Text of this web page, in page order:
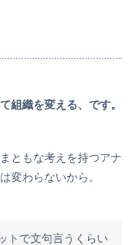
組織を変える、です。
ともな考えを持つアナ
変わらないから。
トで文句言うくらい